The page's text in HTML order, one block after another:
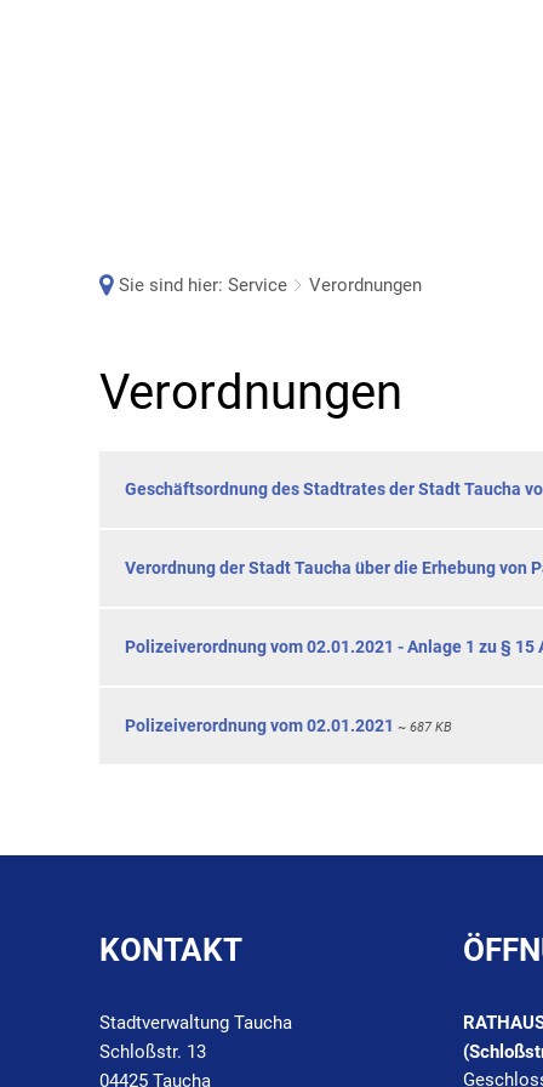
Sie sind hier: Service Verordnungen
Verordnungen
Verordnungen
Geschäftsordnung des Stadtrates der Stadt Taucha
Verordnung der Stadt Taucha über die Erhebung von
Polizeiverordnung vom 02.01.2021 - Anlage 1 zu §
Polizeiverordnung vom 02.01.2021 ~ 687 KB
KONTAKT
Stadtverwaltung Taucha
Schloßstr. 13
04425 Taucha
Klicken,